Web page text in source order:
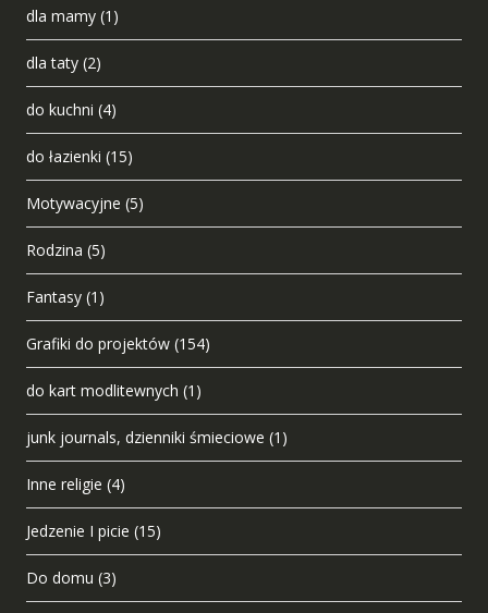
dla mamy (1)
dla taty (2)
do kuchni (4)
do łazienki (15)
Motywacyjne (5)
Rodzina (5)
Fantasy (1)
Grafiki do projektów (154)
do kart modlitewnych (1)
junk journals, dzienniki śmieciowe (1)
Inne religie (4)
Jedzenie I picie (15)
Do domu (3)